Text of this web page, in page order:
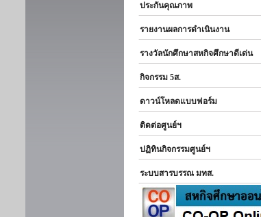
ประกันคุณภาพ
รายงานผลการดำเนินงาน
รางวัลนักศึกษาสหกิจศึกษาดีเด่น
กิจกรรม 5ส.
ดาวน์โหลดแบบฟอร์ม
ติดต่อศูนย์ฯ
ปฏิทินกิจกรรมศูนย์ฯ
ระบบสารบรรณ มทส.